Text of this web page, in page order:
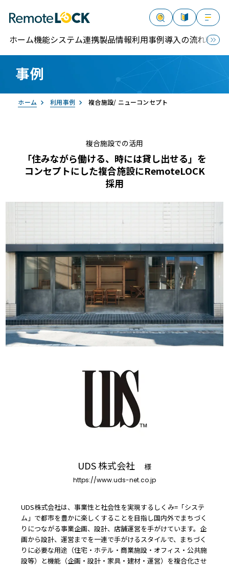
事例
複合施設/ ニューコンセプト
利用事例
ホーム
複合施設での活用
「住みながら働ける、時には貸し出せる」を
コンセプトにした複合施設にRemoteLOCK
採用
UDS 株式会社 様
https://www.uds-net.co.jp
UDS株式会社は、事業性と社会性を実現するしくみ=「システ
ム」で都市を豊かに楽しくすることを目指し国内外でまちづく
りにつながる事業企画、設計、店舗運営を手がけています。企
画から設計、運営までを一連で手がけるスタイルで、まちづく
りに必要な用途（住宅・ホテル・商業施設・オフィス・公共施
設等）と機能（企画・設計・家具・建材・運営）を複合化させ
ホーム機能システム連携製品情報利用事例導入の流れ料金
RemoteLOCK
ご質問
寄せられた
介します
る
機能
RemoteLOCKって何が
できるの？をご紹介します
詳しくみる
業種別の活用
お客様の声
詳しく
RemoteLOCKの活用術や業界別の最新事例をご紹介など、不
5分でわかる！RemoteLOCKの特徴と機能について
3分でわかる！RemoteLOCK機種の選び方動画
はじめての方におすすめの記事
スマートロックと結露・錆（サビ）の問題